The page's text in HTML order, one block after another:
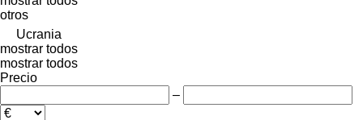
otros
Ucrania
mostrar todos
mostrar todos
Precio
–